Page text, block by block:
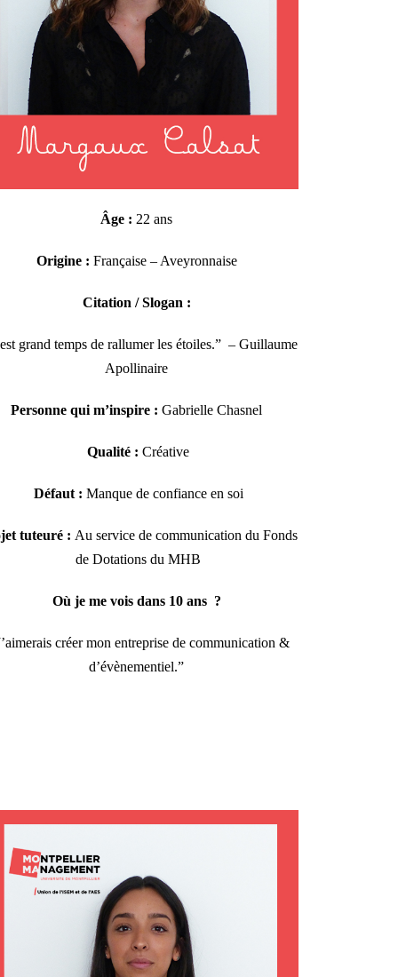
Âge : 22 ans
Origine : Française – Aveyronnaise
Citation / Slogan :
grand temps de rallumer les étoiles.” – Guillaume
Apollinaire
Personne qui m’inspire : GabrielleChasnel
Qualité : Créative
Défaut : Manque de confiance en soi
tuteuré : Au service de communication du Fonds
de Dotations du MHB
Où je me vois dans 10 ans ?
créer mon entreprise de communication &
d’évènementiel.”